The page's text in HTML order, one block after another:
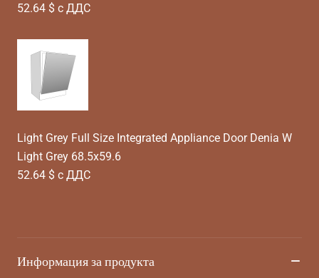
52.64 $ с ДДС
Light Grey Full Size Integrated Appliance Door Denia W
Light Grey 68.5x59.6
52.64 $ с ДДС
Информация за продукта